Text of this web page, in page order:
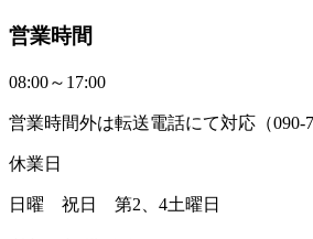
営業時間
08:00～17:00
営業時間外は転送電話にて対応（090-
休業日
日曜 祝日 第2、4土曜日